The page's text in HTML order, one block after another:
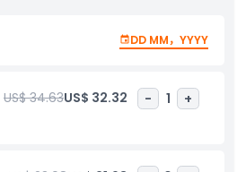
园还提供优质设施，包括日光躺椅、餐饮
门票，确保您轻松入园，充分享受兰萨罗
DD MM，YYYY
US$ 34.63US$ 32.32 - 1 +